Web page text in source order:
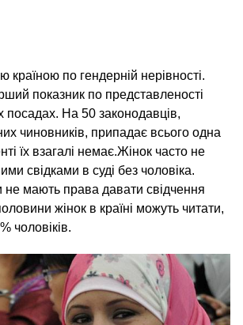
по гендерній нерівності.
показник по представленості
посадах. На 50 законодавців,
чиновників, припадає всього одна
їх взагалі немає.Жінок часто не
свідками в суді без чоловіка.
не мають права давати свідчення
жінок в країні можуть читати,
чоловіків.